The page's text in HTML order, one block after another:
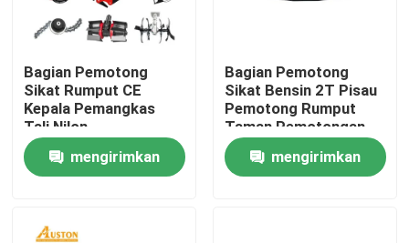
Rumah
Produk
video
Bagian Pemotong
Sikat Rumput CE
Kepala Pemangkas
Tali Nilon
mengirimkan
Bagian Pemotong
Sikat Bensin 2T Pisau
Pemotong Rumput
Taman Pemotongan
Cepat Halus
mengirimkan